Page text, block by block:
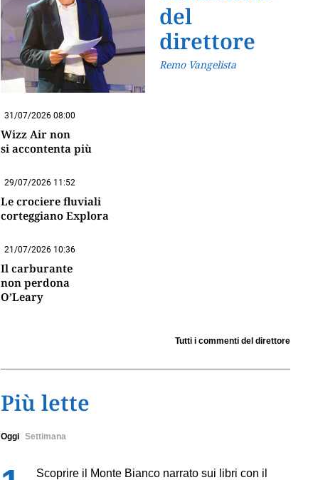
del
direttore
Remo Vangelista
31/07/2026 08:00
Wizz Air non
si accontenta più
29/07/2026 11:52
Le crociere fluviali
corteggiano Explora
21/07/2026 10:36
Il carburante
non perdona
O’Leary
Tutti i commenti del direttore
Più lette
Oggi Settimana
Scoprire il Monte Bianco narrato sui libri con il